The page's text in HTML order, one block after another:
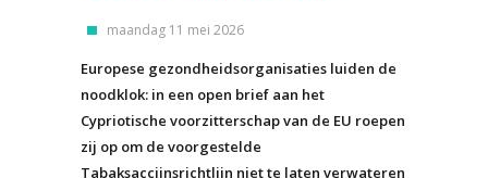
maandag 11 mei 2026
Europese gezondheidsorganisaties luiden de
noodklok: in een open brief aan het
Cypriotische voorzitterschap van de EU roepen
zij op om de voorgestelde
Tabaksaccijnsrichtlijn niet te laten verwateren